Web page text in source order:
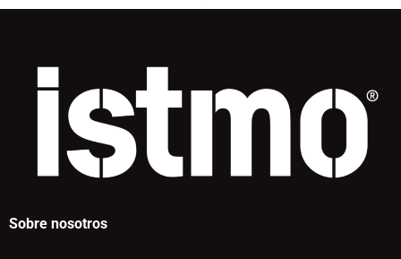
Sobre nosotros